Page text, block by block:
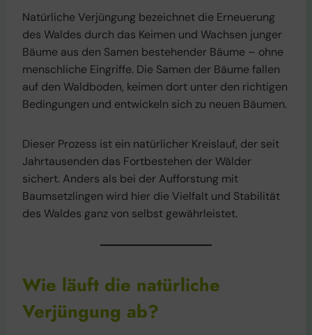
Natürliche Verjüngung bezeichnet die Erneuerung
des Waldes durch das Keimen und Wachsen junger
Bäume aus den Samen bestehender Bäume – ohne
menschliche Eingriffe. Die Samen der Bäume fallen
auf den Waldboden, keimen dort unter den richtigen
Bedingungen und entwickeln sich zu neuen Bäumen.
Dieser Prozess ist ein natürlicher Kreislauf, der seit
Jahrtausenden das Fortbestehen der Wälder
sichert. Anders als bei der Aufforstung mit
Baumsetzlingen wird hier die Vielfalt und Stabilität
des Waldes ganz von selbst gewährleistet.
Wie läuft die natürliche
Verjüngung ab?